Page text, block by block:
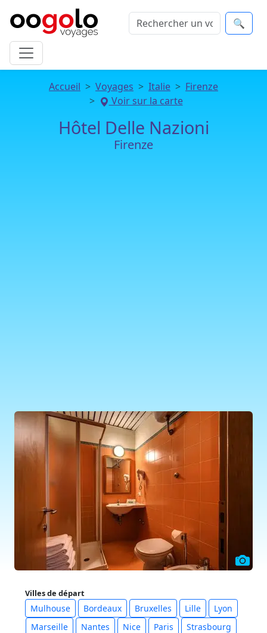
🔍
Accueil Voyages Italie
Firenze
Voir sur la carte
Hôtel Delle Nazioni
Firenze
Villes de départ
Mulhouse Bordeaux Bruxelles Lille
Lyon
Marseille
Nantes Nice Paris
Strasbourg